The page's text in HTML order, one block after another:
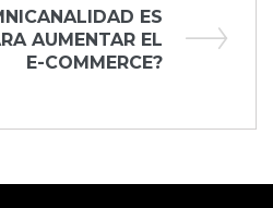
ES
AUMENTAR EL
E-COMMERCE?